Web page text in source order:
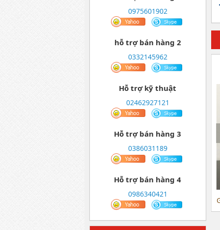
0975601902
hỗ trợ bán hàng 2
0332145962
Hỗ trợ kỹ thuật
02462927121
Hỗ trợ bán hàng 3
0386031189
Hỗ trợ bán hàng 4
0986340421
Bình bột chữa cháy ABC 4kg Hàn
Quốc
600,000 Chi tiết
cháy khí CO2 Hàn
Quốc 4.6Kg
Chi tiết